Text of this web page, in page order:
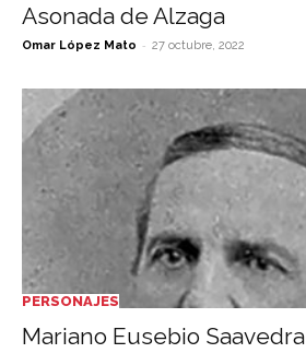
Asonada de Alzaga
Omar López Mato - 27 octubre, 2022
PERSONAJES
Mariano Eusebio Saavedra